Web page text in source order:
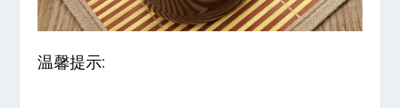
温馨提示: